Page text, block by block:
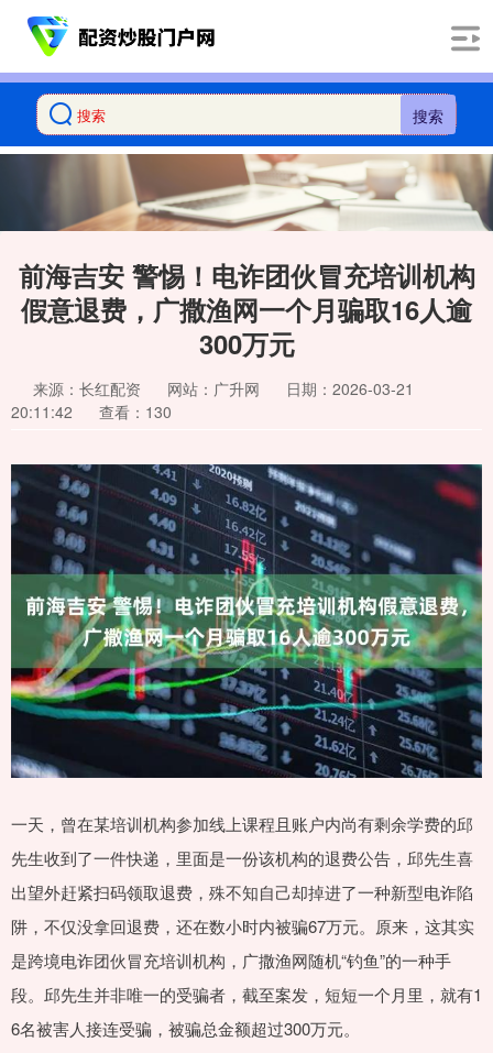
搜索
前海吉安 警惕！电诈团伙冒充培训机构
假意退费，广撒渔网一个月骗取16人逾
300万元
来源：长红配资 网站：广升网
日期：2026-03-21
20:11:42
查看：130
一天，曾在某培训机构参加线上课程且账户内尚有剩余学费的邱
先生收到了一件快递，里面是一份该机构的退费公告，邱先生喜
出望外赶紧扫码领取退费，殊不知自己却掉进了一种新型电诈陷
阱，不仅没拿回退费，还在数小时内被骗67万元。原来，这其实
是跨境电诈团伙冒充培训机构，广撒渔网随机“钓鱼”的一种手
段。邱先生并非唯一的受骗者，截至案发，短短一个月里，就有1
6名被害人接连受骗，被骗总金额超过300万元。